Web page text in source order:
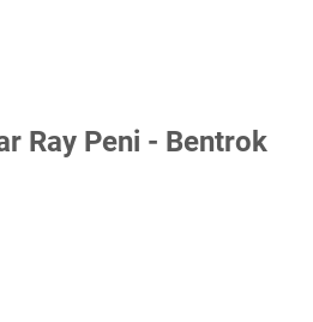
Ray Peni - Bentrok